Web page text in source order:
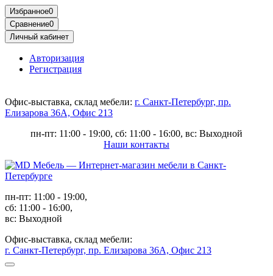
Избранное0
Сравнение0
Личный кабинет
Авторизация
Регистрация
Офис-выставка, склад мебели: г. Санкт-Петербург, пр.
Елизарова 36А, Офис 213
пн-пт: 11:00 - 19:00, сб: 11:00 - 16:00, вс: Выходной
Наши контакты
пн-пт: 11:00 - 19:00,
сб: 11:00 - 16:00,
вс: Выходной
Офис-выставка, склад мебели:
г. Санкт-Петербург, пр. Елизарова 36А, Офис 213